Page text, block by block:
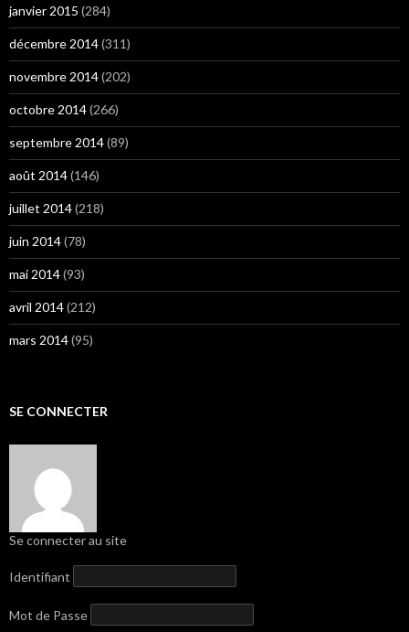
janvier 2015 (284)
décembre 2014(311)
novembre 2014(202)
octobre 2014(266)
septembre 2014(89)
août 2014(146)
juillet 2014(218)
juin 2014(78)
mai 2014(93)
avril 2014(212)
mars 2014(95)
SE CONNECTER
Se connecter au site
Identifiant
Mot de Passe